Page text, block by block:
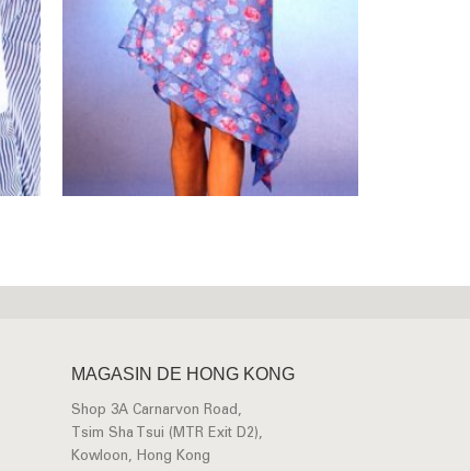
MAGASIN DE HONG KONG
Shop 3A Carnarvon Road,
Tsim Sha Tsui (MTR Exit D2),
Kowloon, Hong Kong